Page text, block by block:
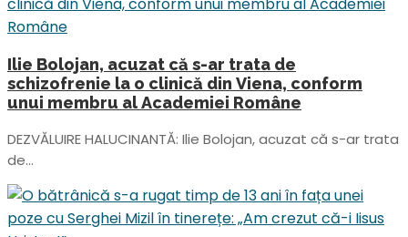
Ilie Bolojan, acuzat că s-ar trata de
schizofrenie la o clinică din Viena, conform
unui membru al Academiei Române
DEZVĂLUIRE HALUCINANTĂ: Ilie Bolojan, acuzat că s-ar trata
de...